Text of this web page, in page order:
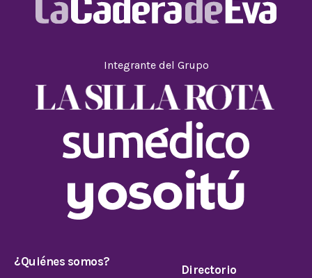
Integrante del Grupo
¿Quiénes somos?
Directorio